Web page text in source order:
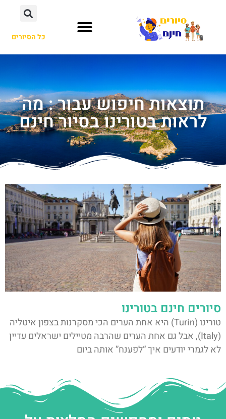
כל הסיורים
תוצאות חיפוש עבור : מה
לראות בטורינו בסיור חינם
סיורים חינם בטורינו
טורינו (Turin) היא אחת הערים הכי מסקרנות בצפון איטליה
(Italy), אבל גם אחת הערים שהרבה מטיילים ישראלים עדיין
לא לגמרי יודעים איך “לפענח” אותה ביום